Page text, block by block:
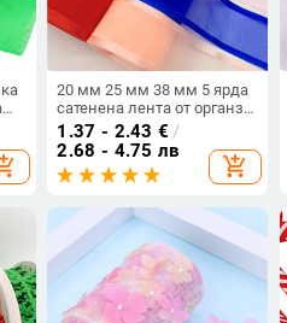
20 мм 25 мм 38 мм 5 ярда
сатенена лента от органза
лента за лък Сватбена
коледна украса Ръчно
изработени Направи си
сам опаковъчни занаяти
1.37 - 2.43 € /
2.68 - 4.75 лв
add_shopping_cart